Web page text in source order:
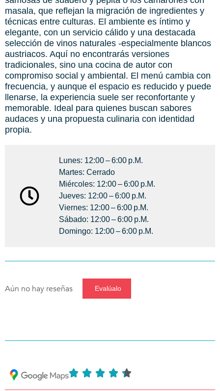
masala, que reflejan la migración de ingredientes y
técnicas entre culturas. El ambiente es íntimo y
elegante, con un servicio cálido y una destacada
selección de vinos naturales -especialmente blancos
austriacos. Aquí no encontrarás versiones
tradicionales, sino una cocina de autor con
compromiso social y ambiental. El menú cambia con
frecuencia, y aunque el espacio es reducido y puede
llenarse, la experiencia suele ser reconfortante y
memorable. Ideal para quienes buscan sabores
audaces y una propuesta culinaria con identidad
propia.
Lunes: 12:00 – 6:00 P.m.
Martes: Cerrado
Miércoles: 12:00 – 6:00 P.m.
Jueves: 12:00 – 6:00 P.m.
Viernes: 12:00 – 6:00 P.m.
Sábado: 12:00 – 6:00 P.m.
Domingo: 12:00 – 6:00 P.m.
Aún no hay reseñas Evalúalo